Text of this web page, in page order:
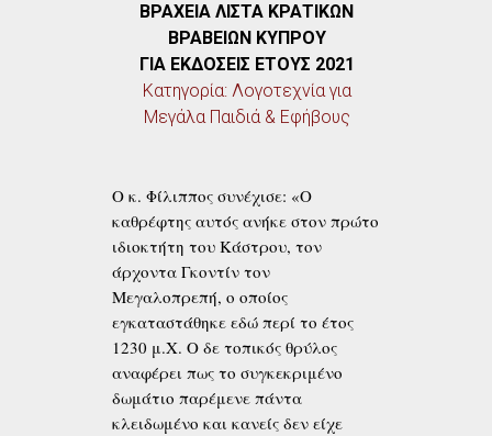
Ο κ. Φίλιππος συνέχισε: «Ο
καθρέφτης αυτός ανήκε στον πρώτο
ιδιοκτήτη του Κάστρου, τον
άρχοντα Γκοντίν τον
Μεγαλοπρεπή, ο οποίος
εγκαταστάθηκε εδώ περί το έτος
1230 μ.Χ. Ο δε τοπικός θρύλος
αναφέρει πως το συγκεκριμένο
δωμάτιο παρέμενε πάντα
κλειδωμένο και κανείς δεν είχε
ΒΡΑΧΕΙΑ ΛΙΣΤΑ ΚΡΑΤΙΚΩΝ
ΒΡΑΒΕΙΩΝ ΚΥΠΡΟΥ
ΓΙΑ ΕΚΔΟΣΕΙΣ ΕΤΟΥΣ 2021
Κατηγορία: Λογοτεχνία για
Μεγάλα Παιδιά & Εφήβους